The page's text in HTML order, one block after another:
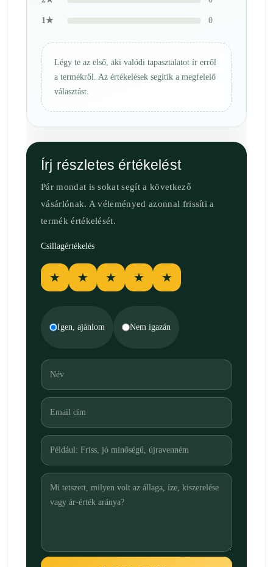
1★ 0
Légy te az első, aki valódi tapasztalatot ír erről
a termékről. Az értékelések segítik a megfelelő
választást.
Írj részletes értékelést
Pár mondat is sokat segít a következő
vásárlónak. A véleményed azonnal frissíti a
termék értékelését.
Csillagértékelés
★ ★ ★ ★ ★
Igen, ajánlom Nem igazán